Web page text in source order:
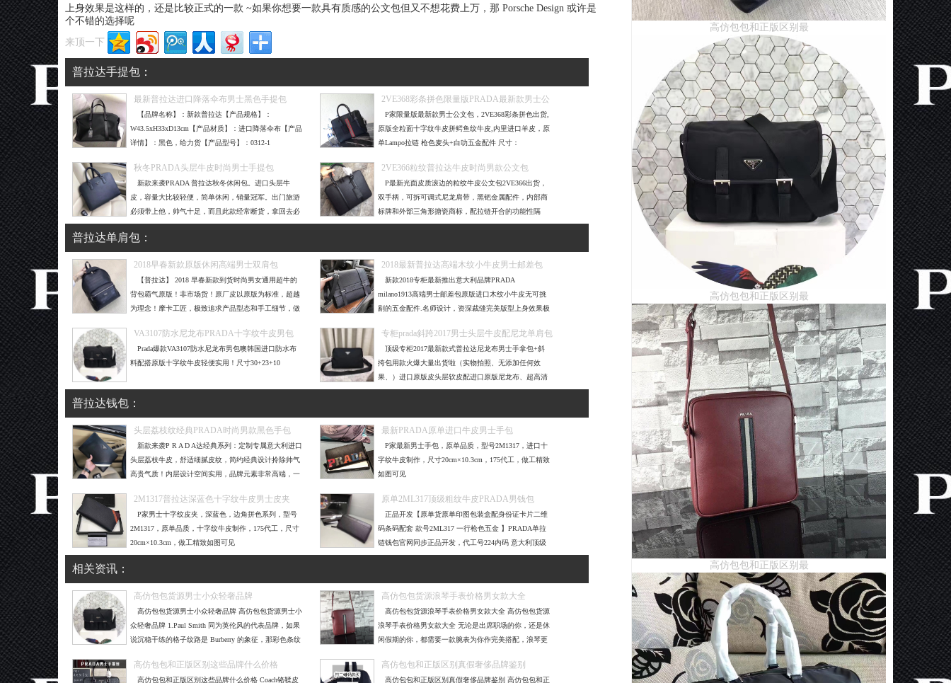
上身效果是这样的，还是比较正式的一款 ~如果你想要一款具有质感的公文包但又不想花费上万，那 Porsche Design 或许是
个不错的选择呢
来顶一下
普拉达手提包 ：
最新普拉达进口降落伞布男士黑色手提包
【品牌名称】：新款普拉达【产品规格】：
W43.5xH33xD13cm【产品材质】：进口降落伞布【产品
详情】：黑色，给力货【产品型号】：0312-1
2VE368彩条拼色限量版PRADA最新款男士公
文包
P家限量版最新款男士公文包，2VE368彩条拼色出货,
原版全粒面十字纹牛皮拼鳄鱼纹牛皮,内里进口羊皮，原
单Lampo拉链 枪色麦头+白叻五金配件 尺寸：
秋冬PRADA头层牛皮时尚男士手提包
新款来袭PRADA 普拉达秋冬休闲包。进口头层牛
皮，容量大比较轻便，简单休闲，销量冠军。出门旅游
必须带上他，帅气十足，而且此款经常断货，拿回去必
补货，尺寸：29x39cm，黑
2VE366粒纹普拉达牛皮时尚男款公文包
P最新光面皮质滚边的粒纹牛皮公文包2VE366出货，
双手柄，可拆可调式尼龙肩带，黑钯金属配件，内部商
标牌和外部三角形搪瓷商标，配拉链开合的功能性隔
层： 一个拉链袋、两个
普拉达单肩包 ：
2018早春新款原版休闲高端男士双肩包
【普拉达】 2018 早春新款到货时尚男女通用超牛的
背包霸气原版！非市场货！原厂皮以原版为标准，超越
为理念！摩卡工匠，极致追求产品型态和手工细节，做
2018最新普拉达高端木纹小牛皮男士邮差包
新款2018专柜最新推出意大利品牌PRADA
milano1913高端男士邮差包原版进口木纹小牛皮无可挑
剔的五金配件.名师设计，资深裁缝完美版型上身效果极
VA3107防水尼龙布PRADA十字纹牛皮男包
Prada爆款VA3107防水尼龙布男包噢韩国进口防水布
料配搭原版十字纹牛皮轻便实用！尺寸30+23+10
专柜prada斜跨2017男士头层牛皮配尼龙单肩包
顶级专柜2017最新款式普拉达尼龙布男士手拿包+斜
挎包用款火爆大量出货啦（实物拍照、无添加任何效
果、）进口原版皮头层软皮配进口原版尼龙布、超高清
五金logo标志、专柜五金
普拉达钱包 ：
头层荔枝纹经典PRADA时尚男款黑色手包
新款来袭P R A D A达经典系列：定制专属意大利进口
头层荔枝牛皮，舒适细腻皮纹，简约经典设计拎除帅气
高贵气质！内层设计空间实用，品牌元素非常高端，一
最新PRADA原单进口牛皮男士手包
P家最新男士手包，原单品质，型号2M1317，进口十
字纹牛皮制作，尺寸20cm×10.3cm，175代工，做工精致
如图可见
2M1317普拉达深蓝色十字纹牛皮男士皮夹
P家男士十字纹皮夹，深蓝色，边角拼色系列，型号
2M1317，原单品质，十字纹牛皮制作，175代工，尺寸
20cm×10.3cm，做工精致如图可见
原单2ML317顶级粗纹牛皮PRADA男钱包
正品开发【原单货原单印图包装盒配身份证卡片二维
码条码配套 款号2ML317 一行枪色五金 】PRADA单拉
链钱包官网同步正品开发，代工号224内码 意大利顶级
粗纹牛皮质感极好，
相关资讯 ：
高仿包包货源男士小众轻奢品牌
高仿包包货源男士小众轻奢品牌 高仿包包货源男士小
众轻奢品牌 1.Paul Smith 同为英伦风的代表品牌，如果
说沉稳干练的格子纹路是 Burberry 的象征，那彩色条纹
高仿包包货源浪琴手表价格男女款大全
高仿包包货源浪琴手表价格男女款大全 高仿包包货源
浪琴手表价格男女款大全 无论是出席职场的你，还是休
闲假期的你，都需要一款腕表为你作完美搭配，浪琴更
高仿包包和正版区别这些品牌什么价格
高仿包包和正版区别这些品牌什么价格 Coach铬鞣皮
高仿包包和正版区别真假奢侈品牌鉴别
高仿包包和正版区别真假奢侈品牌鉴别 高仿包包和正
高仿包包和正版区别最
高仿包包和正版区别最
高仿包包和正版区别最